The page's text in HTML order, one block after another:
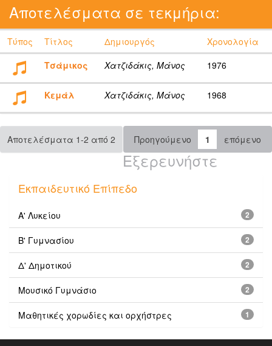
Αποτελέσματα σε τεκμήρια:
Τύπος Τίτλος Δημιουργός
Χρονολογία
Τσάμικος
Χατζιδάκις, Μάνος 1976
Κεμάλ Χατζιδάκις, Μάνος 1968
Αποτελέσματα 1-2 από 2 Προηγούμενο 1 επόμενο
Εξερευνήστε
Εκπαιδευτικό Επίπεδο
2
Α' Λυκείου
2
Β' Γυμνασίου
2
Δ' Δημοτικού
2
Μουσικό Γυμνάσιο
1
Μαθητικές χορωδίες και ορχήστρες